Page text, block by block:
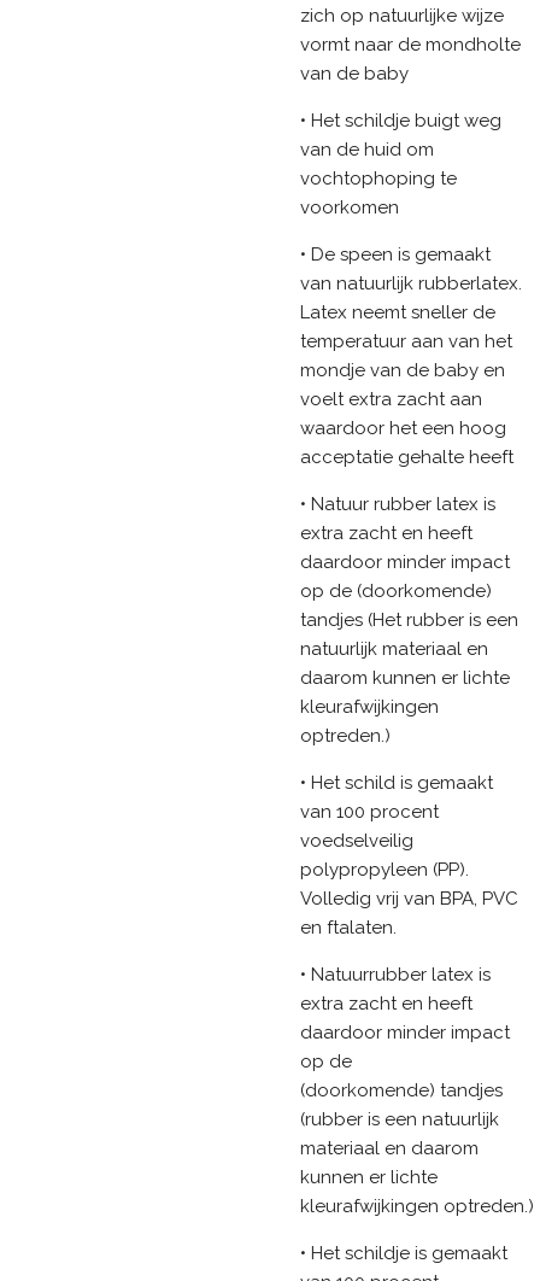
zich op natuurlijke wijze
vormt naar de mondholte
van de baby
• Het schildje buigt weg
van de huid om
vochtophoping te
voorkomen
• De speen is gemaakt
van natuurlijk rubberlatex.
Latex neemt sneller de
temperatuur aan van het
mondje van de baby en
voelt extra zacht aan
waardoor het een hoog
acceptatie gehalte heeft
• Natuur rubber latex is
extra zacht en heeft
daardoor minder impact
op de (doorkomende)
tandjes (Het rubber is een
natuurlijk materiaal en
daarom kunnen er lichte
kleurafwijkingen
optreden.)
• Het schild is gemaakt
van 100 procent
voedselveilig
polypropyleen (PP).
Volledig vrij van BPA, PVC
en ftalaten.
• Natuurrubber latex is
extra zacht en heeft
daardoor minder impact
op de
(doorkomende) tandjes
(rubber is een natuurlijk
materiaal en daarom
kunnen er lichte
kleurafwijkingen optreden.)
• Het schildje is gemaakt